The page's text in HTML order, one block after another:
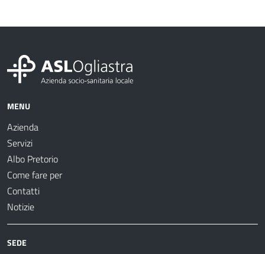
MENU
Azienda
Servizi
Albo Pretorio
Come fare per
Contatti
Notizie
SEDE